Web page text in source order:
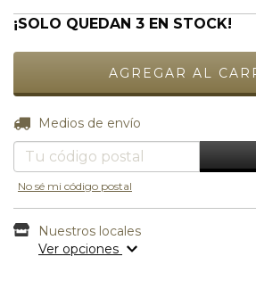
¡SOLO QUEDAN 3 EN STOCK!
Entregas para el CP:
Medios de envío
No sé mi código postal
Nuestros locales
Ver opciones